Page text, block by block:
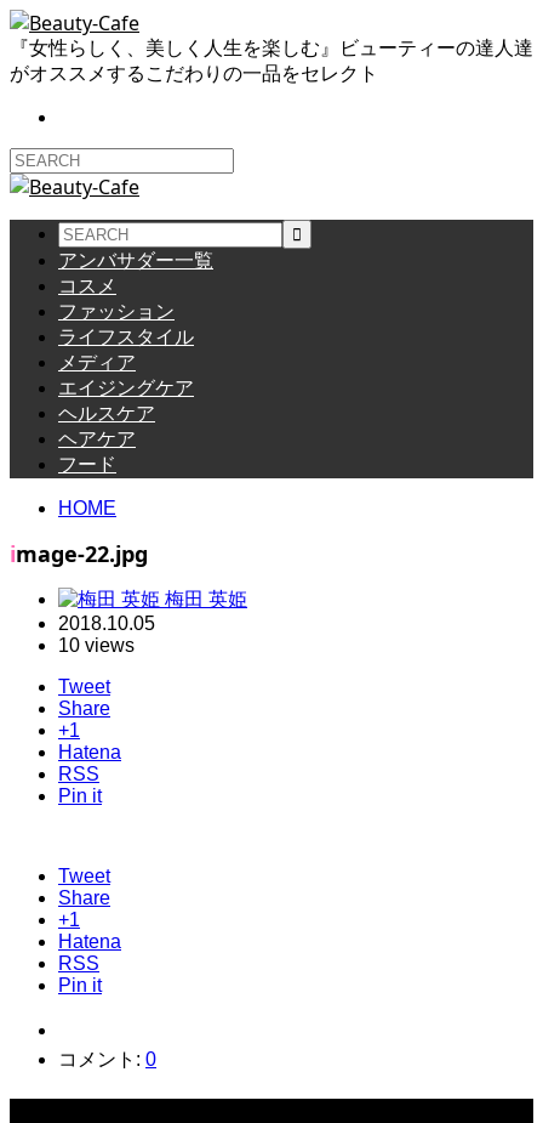
『女性らしく、美しく人生を楽しむ』ビューティーの達人達
がオススメするこだわりの一品をセレクト
アンバサダー一覧
コスメ
ファッション
ライフスタイル
メディア
エイジングケア
ヘルスケア
ヘアケア
フード
HOME
image-22.jpg
梅田 英姫
2018.10.05
10 views
Tweet
Share
+1
Hatena
RSS
Pin it
Tweet
Share
+1
Hatena
RSS
Pin it
コメント: 0